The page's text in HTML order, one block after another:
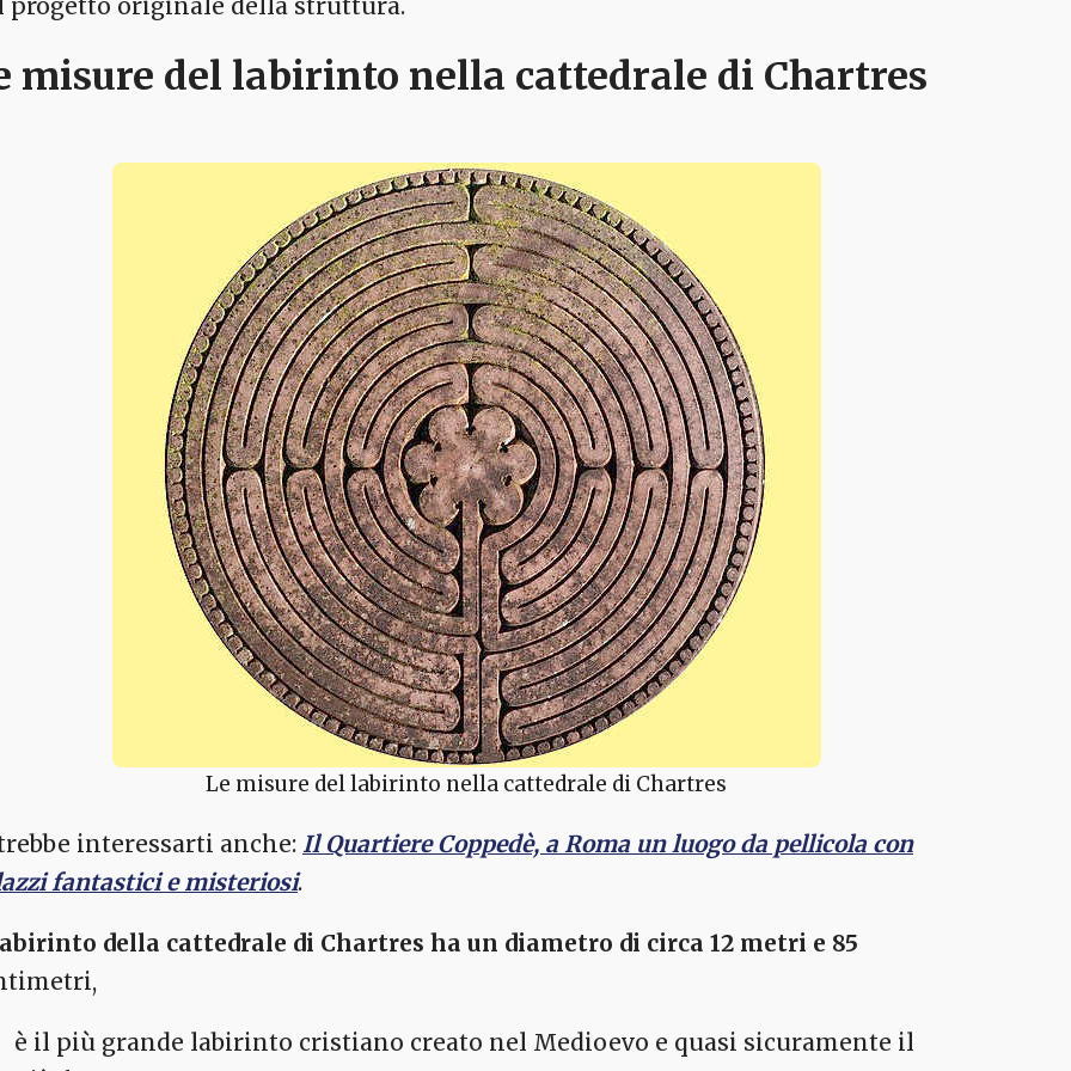
misure del labirinto nella cattedrale di Chartres
Le misure del labirinto nella cattedrale di Chartres
interessarti anche: Il Quartiere Coppedè, a Roma un luogo da pellicola con
fantastici e misteriosi.
della cattedrale di Chartres ha un diametro di circa 12 metri e 85
è il più grande labirinto cristiano creato nel Medioevo e quasi sicuramente il